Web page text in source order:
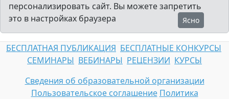
персонализировать сайт. Вы можете запретить
это в настройках браузера
Ясно
БЕСПЛАТНАЯ ПУБЛИКАЦИЯ БЕСПЛАТНЫЕ КОНКУРСЫ
СЕМИНАРЫ ВЕБИНАРЫ РЕЦЕНЗИИ КУРСЫ
Сведения об образовательной организации
Пользовательское соглашение Политика